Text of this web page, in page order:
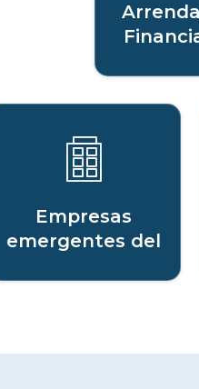
Empresas
emergentes del